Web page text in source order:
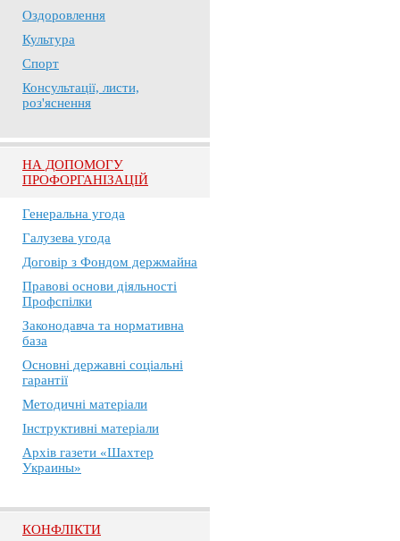
Оздоровлення
Культура
Спорт
Консультації, листи,
роз'яснення
НА ДОПОМОГУ
ПРОФОРГАНІЗАЦІЙ
Генеральна угода
Галузева угода
Договір з Фондом держмайна
Правові основи діяльності
Профспілки
Законодавча та нормативна
база
Основні державні соціальні
гарантії
Методичні матеріали
Інструктивні матеріали
Архів газети «Шахтер
Украины»
КОНФЛІКТИ